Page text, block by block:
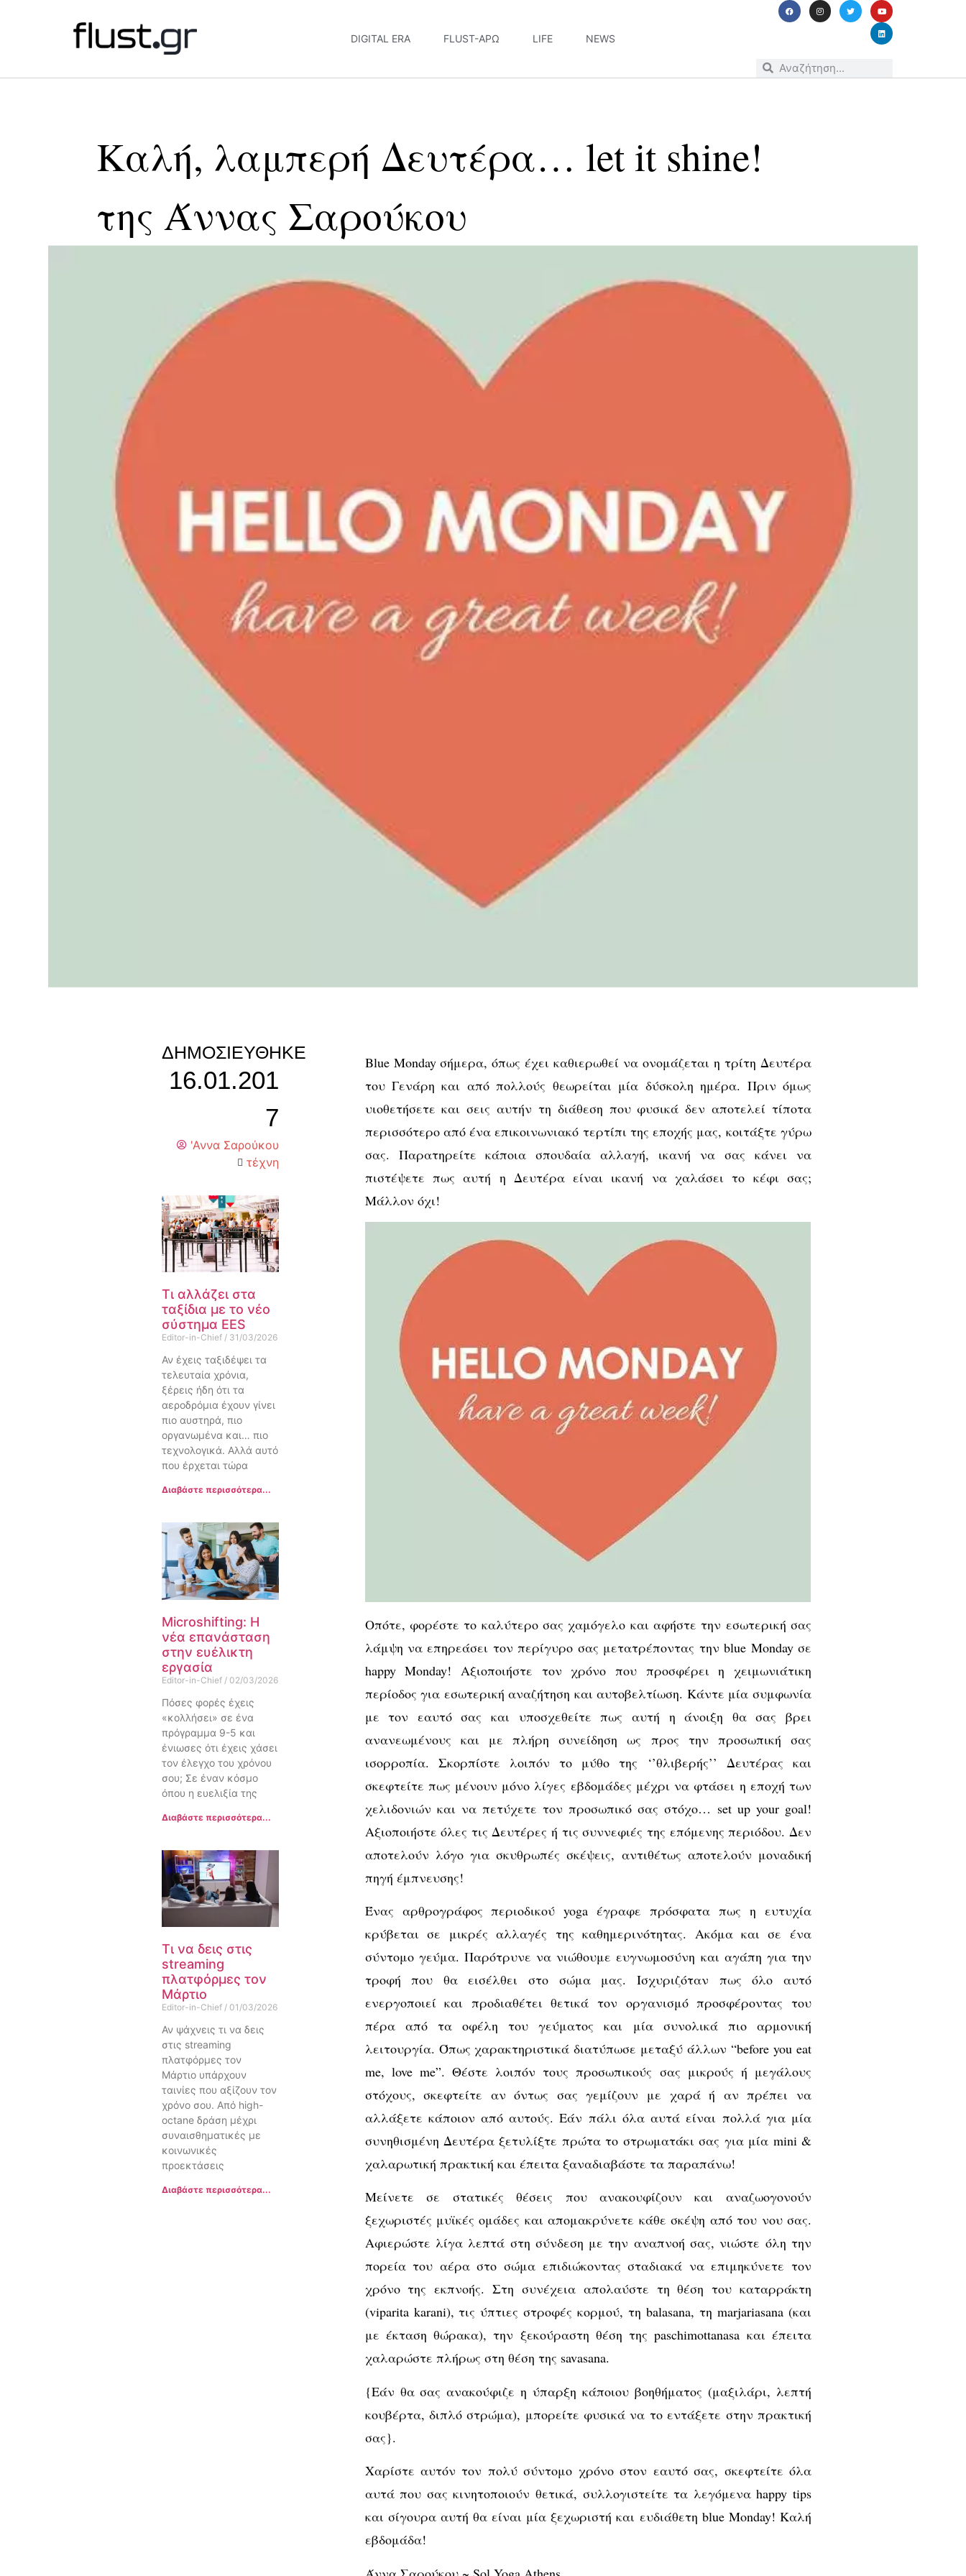
DIGITAL ERA FLUST-ΆΡΩ LIFE NEWS
Καλή, λαμπερή Δευτέρα… let it shine!
της Άννας Σαρούκου
ΔΗΜΟΣΙΕΎΘΗΚΕ
16.01.201
7
'Αννα Σαρούκου
τέχνη
Τι αλλάζει στα
ταξίδια με το νέο
σύστημα EES
Editor-in-Chief 31/03/2026
Αν έχεις ταξιδέψει τα
τελευταία χρόνια,
ξέρεις ήδη ότι τα
αεροδρόμια έχουν γίνει
πιο αυστηρά, πιο
οργανωμένα και… πιο
τεχνολογικά. Αλλά αυτό
που έρχεται τώρα
Διαβάστε περισσότερα...
Microshifting: Η
νέα επανάσταση
στην ευέλικτη
εργασία
Editor-in-Chief 02/03/2026
Πόσες φορές έχεις
«κολλήσει» σε ένα
πρόγραμμα 9-5 και
ένιωσες ότι έχεις χάσει
τον έλεγχο του χρόνου
σου; Σε έναν κόσμο
όπου η ευελιξία της
Διαβάστε περισσότερα...
Τι να δεις στις
streaming
πλατφόρμες τον
Μάρτιο
Editor-in-Chief 01/03/2026
Αν ψάχνεις τι να δεις
στις streaming
πλατφόρμες τον
Μάρτιο υπάρχουν
ταινίες που αξίζουν τον
χρόνο σου. Από high-
octane δράση μέχρι
συναισθηματικές με
κοινωνικές
προεκτάσεις
Διαβάστε περισσότερα...
Blue Monday σήμερα, όπως έχει καθιερωθεί να ονομάζεται η τρίτη Δευτέρα
του Γενάρη και από πολλούς θεωρείται μία δύσκολη ημέρα. Πριν όμως
υιοθετήσετε και σεις αυτήν τη διάθεση που φυσικά δεν αποτελεί τίποτα
περισσότερο από ένα επικοινωνιακό τερτίπι της εποχής μας, κοιτάξτε γύρω
σας. Παρατηρείτε κάποια σπουδαία αλλαγή, ικανή να σας κάνει να
πιστέψετε πως αυτή η Δευτέρα είναι ικανή να χαλάσει το κέφι σας;
Μάλλον όχι!
Οπότε, φορέστε το καλύτερο σας χαμόγελο και αφήστε την εσωτερική σας
λάμψη να επηρεάσει τον περίγυρο σας μετατρέποντας την blue Monday σε
happy Monday! Αξιοποιήστε τον χρόνο που προσφέρει η χειμωνιάτικη
περίοδος για εσωτερική αναζήτηση και αυτοβελτίωση. Κάντε μία συμφωνία
με τον εαυτό σας και υποσχεθείτε πως αυτή η άνοιξη θα σας βρει
ανανεωμένους και με πλήρη συνείδηση ως προς την προσωπική σας
ισορροπία. Σκορπίστε λοιπόν το μύθο της ‘’θλιβερής’’ Δευτέρας και
σκεφτείτε πως μένουν μόνο λίγες εβδομάδες μέχρι να φτάσει η εποχή των
χελιδονιών και να πετύχετε τον προσωπικό σας στόχο… set up your goal!
Αξιοποιήστε όλες τις Δευτέρες ή τις συννεφιές της επόμενης περιόδου. Δεν
αποτελούν λόγο για σκυθρωπές σκέψεις, αντιθέτως αποτελούν μοναδική
πηγή έμπνευσης!
Ένας αρθρογράφος περιοδικού yoga έγραφε πρόσφατα πως η ευτυχία
κρύβεται σε μικρές αλλαγές της καθημερινότητας. Ακόμα και σε ένα
σύντομο γεύμα. Παρότρυνε να νιώθουμε ευγνωμοσύνη και αγάπη για την
τροφή που θα εισέλθει στο σώμα μας. Ισχυριζόταν πως όλο αυτό
ενεργοποιεί και προδιαθέτει θετικά τον οργανισμό προσφέροντας του
πέρα από τα οφέλη του γεύματος και μία συνολικά πιο αρμονική
λειτουργία. Όπως χαρακτηριστικά διατύπωσε μεταξύ άλλων “before you eat
me, love me”. Θέστε λοιπόν τους προσωπικούς σας μικρούς ή μεγάλους
στόχους, σκεφτείτε αν όντως σας γεμίζουν με χαρά ή αν πρέπει να
αλλάξετε κάποιον από αυτούς. Εάν πάλι όλα αυτά είναι πολλά για μία
συνηθισμένη Δευτέρα ξετυλίξτε πρώτα το στρωματάκι σας για μία mini &
χαλαρωτική πρακτική και έπειτα ξαναδιαβάστε τα παραπάνω!
Μείνετε σε στατικές θέσεις που ανακουφίζουν και αναζωογονούν
ξεχωριστές μυϊκές ομάδες και απομακρύνετε κάθε σκέψη από του νου σας.
Αφιερώστε λίγα λεπτά στη σύνδεση με την αναπνοή σας, νιώστε όλη την
πορεία του αέρα στο σώμα επιδιώκοντας σταδιακά να επιμηκύνετε τον
χρόνο της εκπνοής. Στη συνέχεια απολαύστε τη θέση του καταρράκτη
(viparita karani), τις ύπτιες στροφές κορμού, τη balasana, τη marjariasana (και
με έκταση θώρακα), την ξεκούραστη θέση της paschimottanasa και έπειτα
χαλαρώστε πλήρως στη θέση της savasana.
{Εάν θα σας ανακούφιζε η ύπαρξη κάποιου βοηθήματος (μαξιλάρι, λεπτή
κουβέρτα, διπλό στρώμα), μπορείτε φυσικά να το εντάξετε στην πρακτική
σας}.
Χαρίστε αυτόν τον πολύ σύντομο χρόνο στον εαυτό σας, σκεφτείτε όλα
αυτά που σας κινητοποιούν θετικά, συλλογιστείτε τα λεγόμενα happy tips
και σίγουρα αυτή θα είναι μία ξεχωριστή και ευδιάθετη blue Monday! Καλή
εβδομάδα!